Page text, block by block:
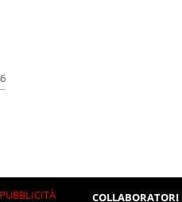
COLLABORATORI